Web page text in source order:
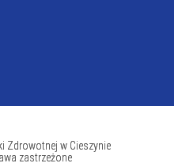
Zdrowotnej w Cieszynie
zastrzeżone